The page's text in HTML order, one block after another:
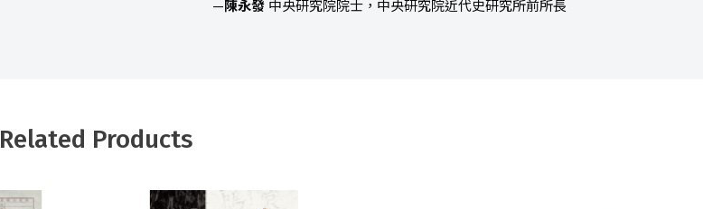
—陳永發 中央研究院院士，中央研究院近代史研究所前所長
Related Products